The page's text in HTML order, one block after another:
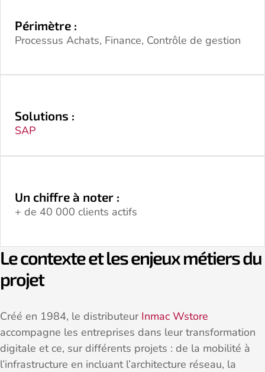
Périmètre :
Processus Achats, Finance, Contrôle de gestion
Solutions :
SAP
Un chiffre à noter :
+ de 40 000 clients actifs
Le contexte et les enjeux métiers du
projet
Créé en 1984, le distributeur Inmac Wstore
accompagne les entreprises dans leur transformation
digitale et ce, sur différents projets : de la mobilité à
l’infrastructure en incluant l’architecture réseau, la